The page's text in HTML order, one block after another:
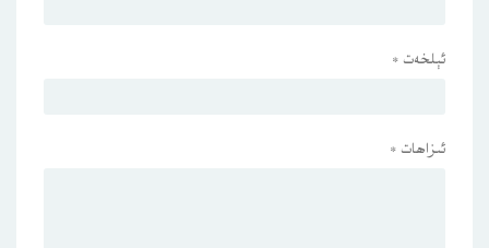
ئېلخەت *
ئىزاھات *